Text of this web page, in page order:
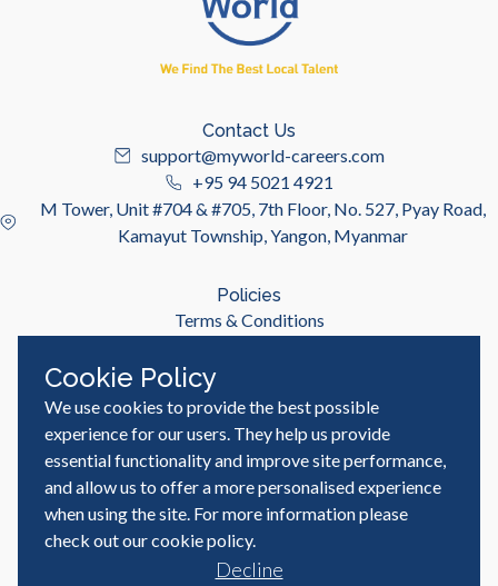
Contact Us
support@myworld-careers.com
+95 94 5021 4921
M Tower, Unit #704 & #705, 7th Floor, No. 527, Pyay Road,
Kamayut Township, Yangon, Myanmar
Policies
Terms & Conditions
Useful Links
Job Seeker
Employer
Blog & Resources
© MyWorld Careers Myanmar | All rights reserved
Cookie Policy
We use cookies to provide the best possible
experience for our users. They help us provide
essential functionality and improve site performance,
and allow us to offer a more personalised experience
when using the site. For more information please
check out ourcookie policy.
Decline